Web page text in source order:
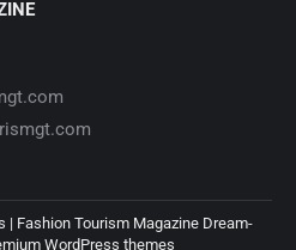
Fashion Tourism Magazine Dream-
WordPress themes